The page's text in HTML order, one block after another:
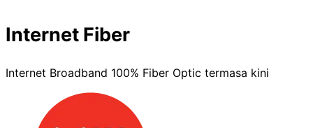
Internet Fiber
Internet Broadband 100% Fiber Optic termasa kini